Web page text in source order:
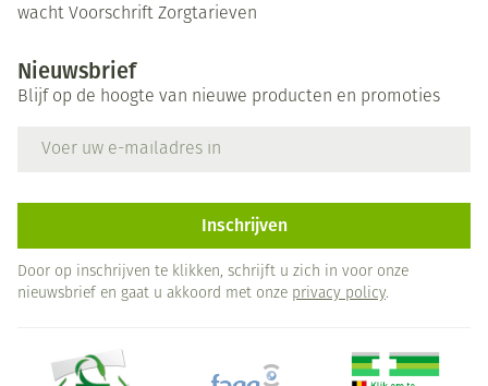
wacht Voorschrift Zorgtarieven
Nieuwsbrief
Blijf op de hoogte van nieuwe producten en promoties
Inschrijven
Door op inschrijven te klikken, schrijft u zich in voor onze
nieuwsbrief en gaat u akkoord met onze privacy policy.